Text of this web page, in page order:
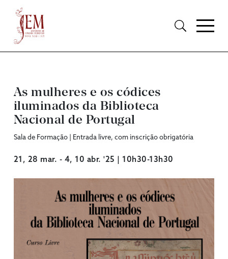
As mulheres e os códices
iluminados da Biblioteca
Nacional de Portugal
Sala de Formação | Entrada livre, com inscrição obrigatória
21, 28 mar. - 4, 10 abr. '25 | 10h30-13h30